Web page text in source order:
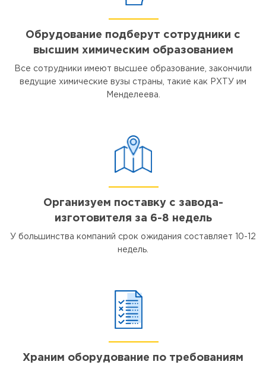
Обрудование подберут сотрудники с
высшим химическим образованием
Все сотрудники имеют высшее образование, закончили
ведущие химические вузы страны, такие как РХТУ им
Менделеева.
Организуем поставку с завода-
изготовителя за 6-8 недель
У большинства компаний срок ожидания составляет 10-12
недель.
Храним оборудование по требованиям